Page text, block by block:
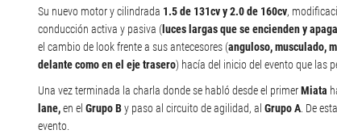
Su nuevo motor y cilindrada 1.5 de 131cv y 2.0 de 160cv,
conducción activa y pasiva ( luces largas que se encienden y
el cambio de look frente a sus antecesores (anguloso, musculado,
delante como en el eje trasero) hacía del inicio del evento que las
Una vez terminada la charla donde se habló desde el primerMiata
lane,en el Grupo By paso al circuito de agilidad, al Grupo A . De
evento.